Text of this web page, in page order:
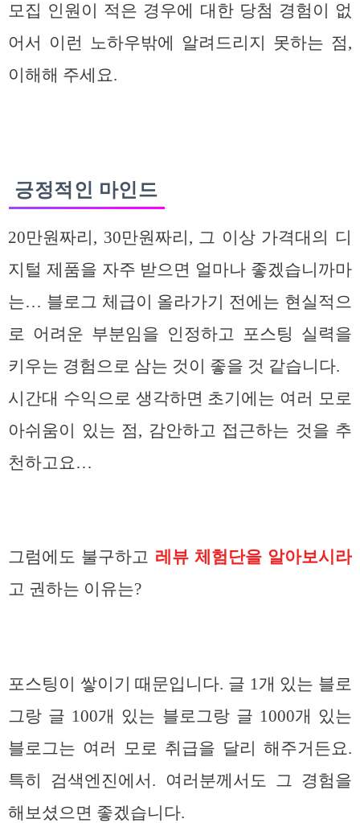
모집 인원이 적은 경우에 대한 당첨 경험이 없
어서 이런 노하우밖에 알려드리지 못하는 점,
이해해 주세요.
긍정적인 마인드
20만원짜리, 30만원짜리, 그 이상 가격대의 디
지털 제품을 자주 받으면 얼마나 좋겠습니까마
는… 블로그 체급이 올라가기 전에는 현실적으
로 어려운 부분임을 인정하고 포스팅 실력을
키우는 경험으로 삼는 것이 좋을 것 같습니다.
시간대 수익으로 생각하면 초기에는 여러 모로
아쉬움이 있는 점, 감안하고 접근하는 것을 추
천하고요…
그럼에도 불구하고 레뷰 체험단을 알아보시라
고 권하는 이유는?
포스팅이 쌓이기 때문입니다. 글 1개 있는 블로
그랑 글 100개 있는 블로그랑 글 1000개 있는
블로그는 여러 모로 취급을 달리 해주거든요.
특히 검색엔진에서. 여러분께서도 그 경험을
해보셨으면 좋겠습니다.